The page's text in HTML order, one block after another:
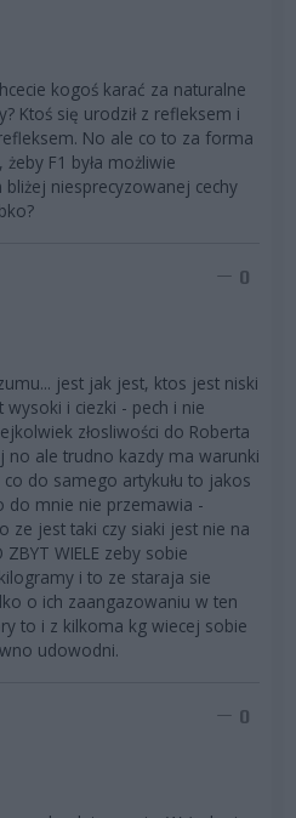
kogoś karać za naturalne
Ktoś się urodził z refleksem i
No ale co to za forma
F1 była możliwie
niesprecyzowanej cechy
0
jest jak jest, ktos jest niski
i ciezki - pech i nie
złosliwości do Roberta
no ale trudno kazdy ma warunki
do samego artykułu to jakos
do mnie nie przemawia -
ze jest taki czy siaki jest nie na
WIELE zeby sobie
i to ze staraja sie
o ich zaangazowaniu w ten
to i z kilkoma kg wiecej sobie
udowodni.
0